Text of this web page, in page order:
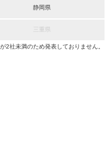
静岡県
2社未満のため発表しておりません。